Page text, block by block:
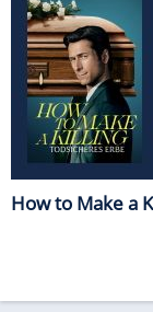
How to Make a